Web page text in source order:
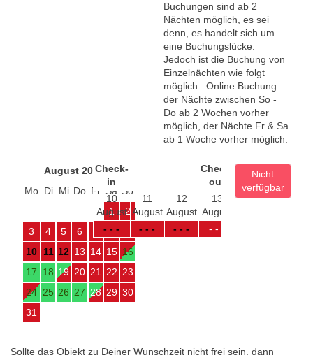
Buchungen sind ab 2
Nächten möglich, es sei
denn, es handelt sich um
eine Buchungslücke.
Jedoch ist die Buchung von
Einzelnächten wie folgt
möglich: Online Buchung
der Nächte zwischen So -
Do ab 2 Wochen vorher
möglich, der Nächte Fr & Sa
ab 1 Woche vorher möglich.
August 2026
Mo Di Mi Do Fr Sa So
1
2
3
4 5 6 8
10
11 12 13 14 15 16
17
18 19 20 21 22 23
24 25 26 27 28 29 30
31
Check-
in
Check-
out
10
August
11
August
12
August
13
August
14
15
- - -
- - - - - - - - -
Nicht
verfügbar
Sollte das Objekt zu Deiner Wunschzeit nicht frei sein, dann